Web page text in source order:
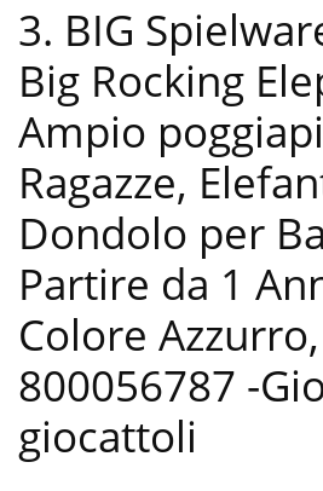
3. BIG
Big Rocking
Ampio
Ragazze,
Dondolo per
Partire da 1
Colore Azzurro,
800056787 -
giocattoli